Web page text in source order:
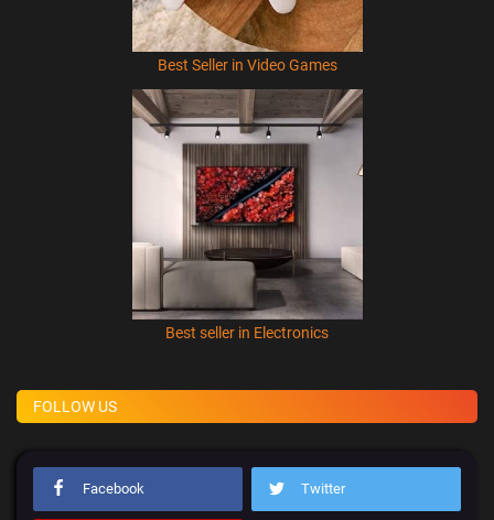
Best Seller in Video Games
Best seller in Electronics
FOLLOW US
Facebook Twitter